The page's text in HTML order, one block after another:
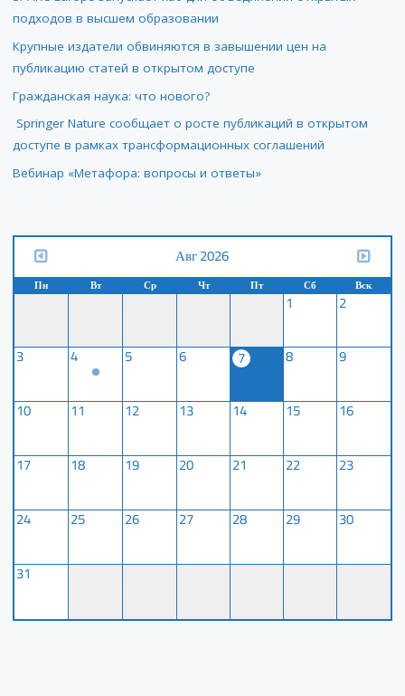
подходов в высшем образовании
Крупные издатели обвиняются в завышении цен на
публикацию статей в открытом доступе
Гражданская наука: что нового?
Springer Nature сообщает о росте публикаций в открытом
доступе в рамках трансформационных соглашений
Вебинар «Метафора: вопросы и ответы»
Авг 2026
Пн Вт Ср Чт Пт Сб Вск
1 2
3 4 5 6 7 8 9
10 11 12 13 14 15 16
17 18 19 20 21 22 23
24 25 26 27 28 29 30
31